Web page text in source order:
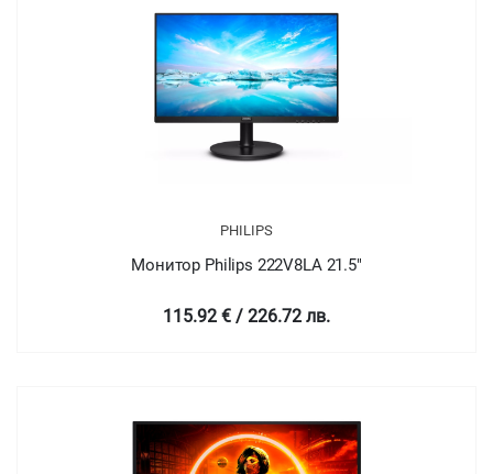
PHILIPS
Монитор Philips 222V8LA 21.5"
115.92 € / 226.72 лв.